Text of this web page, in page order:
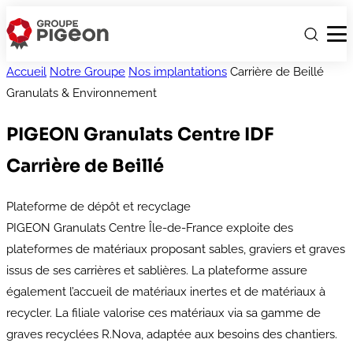
Accueil Notre Groupe Nos implantations Carrière de Beillé
Granulats & Environnement
PIGEON Granulats Centre IDF
Carrière de Beillé
Plateforme de dépôt et recyclage
PIGEON Granulats Centre Île-de-France exploite des
plateformes de matériaux proposant sables, graviers et graves
issus de ses carrières et sablières. La plateforme assure
également l’accueil de matériaux inertes et de matériaux à
recycler. La filiale valorise ces matériaux via sa gamme de
graves recyclées R.Nova, adaptée aux besoins des chantiers.